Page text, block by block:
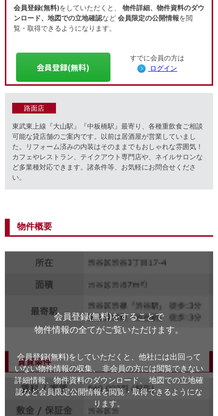
会員登録(無料)をしていただくと、 物件詳細、物件資料のダウ
ンロード、地図での立地確認など 会員限定の公開情報を閲
覧・取得できるようになります。
会員登録(無料)
すでに会員の方は
ログイン
路面店
東武東上線『大山駅』『中板橋駅』最寄り、各種重飲食ご相談
可能な貸店舗のご案内です。以前は居酒屋が営業していまし
た。リフォーム済みの内装はそのままでもおしゃれな雰囲気！
カフェやレストラン、テイクアウト専門店や、ネイルサロンな
ど多業種対応できます。諸条件等、お気軽にお問合せくださ
い。
物件概要
会員登録(無料)をすることで
物件情報の全てがご覧いただけます。
会員登録(無料)をしていただくと、他社には出回って
いない物件情報の収集、
非会員の方には閲覧できない
詳細情報、物件資料のダウンロード、
地図での立地確
認など会員限定公開情報を閲覧・取得できるようにな
ります。